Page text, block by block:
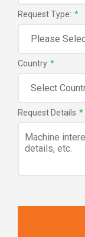
Request Type: *
Country *
Request Details *